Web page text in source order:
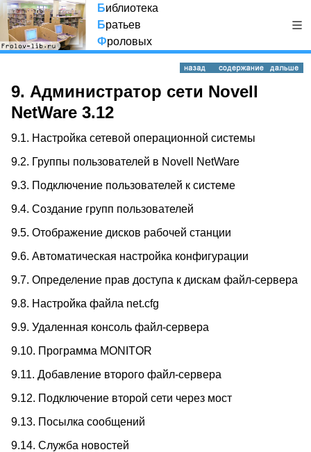
Библиотека
Братьев
Фроловых
9. Администратор сети Novell
NetWare 3.12
9.1. Настройка сетевой операционной системы
9.2. Группы пользователей в Novell NetWare
9.3. Подключение пользователей к системе
9.4. Создание групп пользователей
9.5. Отображение дисков рабочей станции
9.6. Автоматическая настройка конфигурации
9.7. Определение прав доступа к дискам файл-сервера
9.8. Настройка файла net.cfg
9.9. Удаленная консоль файл-сервера
9.10. Программа MONITOR
9.11. Добавление второго файл-сервера
9.12. Подключение второй сети через мост
9.13. Посылка сообщений
9.14. Служба новостей